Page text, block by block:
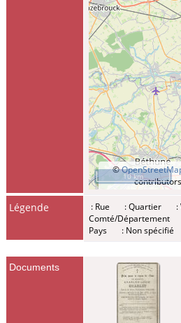
©
10 km
Légende : Rue : Quartier
Comté/Département
Pays
: Non spécifié
Documents